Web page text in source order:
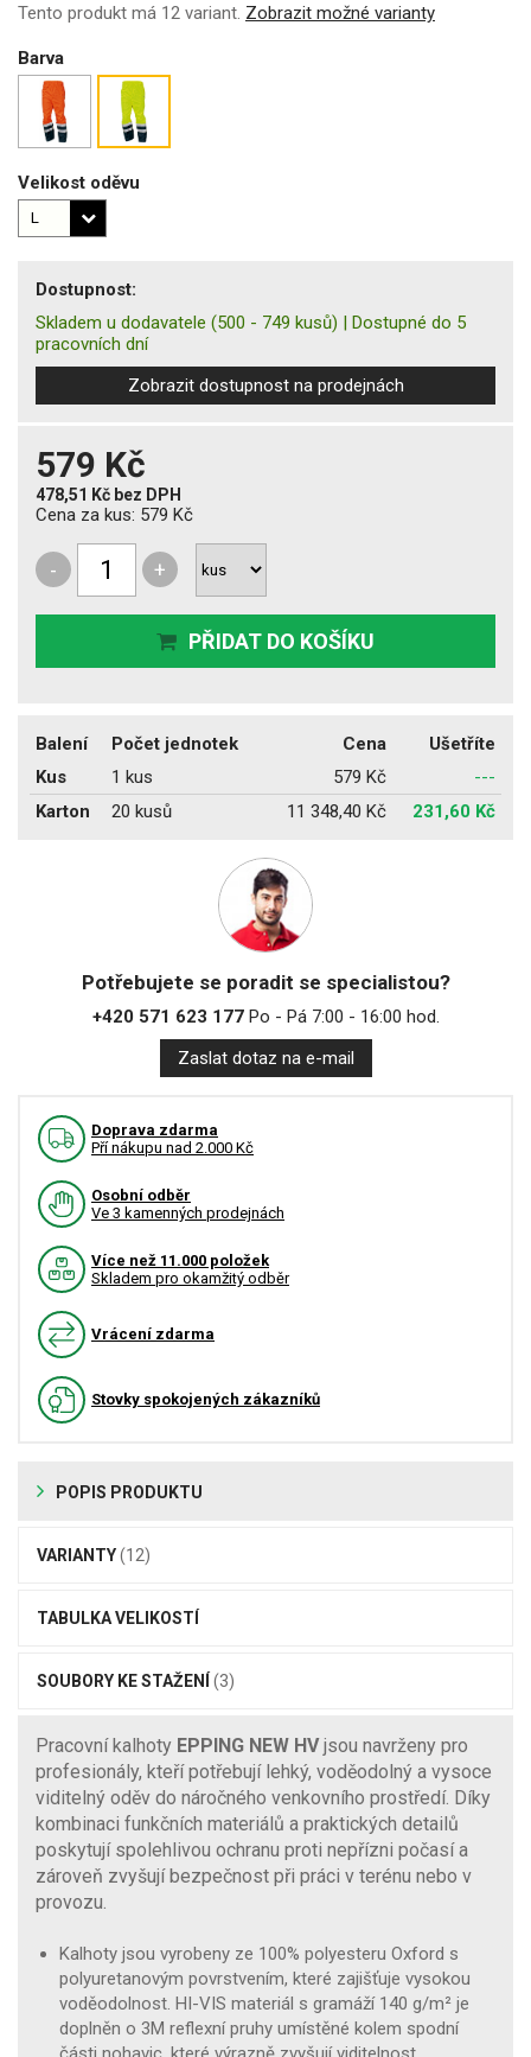
Tento produkt má 12 variant. Zobrazit možné varianty
Barva
Velikost oděvu
Dostupnost:
Skladem u dodavatele (500 - 749 kusů) | Dostupné do 5
pracovních dní
Zobrazit dostupnost na prodejnách
579 Kč
478,51 Kč bez DPH
Cena za kus: 579 Kč
- +
PŘIDAT DO KOŠÍKU
Balení Počet jednotek Cena
Ušetříte
Kus
1 kus 579 Kč
---
Karton
20 kusů 11 348,40 Kč 231,60 Kč
Potřebujete se poradit se specialistou?
+420 571 623 177Po - Pá 7:00 - 16:00 hod.
Zaslat dotaz na e-mail
Doprava zdarma
Pří nákupu nad 2.000 Kč
Osobní odběr
Ve 3 kamenných prodejnách
Více než 11.000 položek
Skladem pro okamžitý odběr
Vrácení zdarma
Stovky spokojených zákazníků
POPIS PRODUKTU
VARIANTY(12)
TABULKA VELIKOSTÍ
SOUBORY KE STAŽENÍ (3)
Pracovní kalhoty EPPING NEW HVjsou navrženy pro
profesionály, kteří potřebují lehký, voděodolný a vysoce
viditelný oděv do náročného venkovního prostředí. Díky
kombinaci funkčních materiálů a praktických detailů
poskytují spolehlivou ochranu proti nepřízni počasí a
zároveň zvyšují bezpečnost při práci v terénu nebo v
provozu.
Kalhoty jsou vyrobeny ze 100% polyesteru Oxford s
polyuretanovým povrstvením, které zajišťuje vysokou
voděodolnost. HI-VIS materiál s gramáží 140 g/m² je
doplněn o 3M reflexní pruhy umístěné kolem spodní